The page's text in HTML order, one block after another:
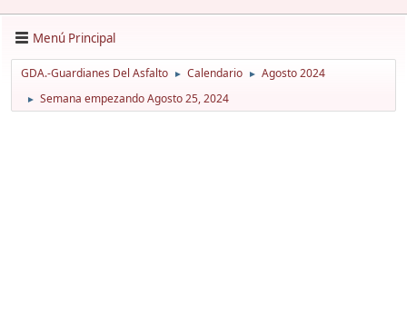
Menú Principal
GDA.-Guardianes Del Asfalto ► Calendario ► Agosto 2024
► Semana empezando Agosto 25, 2024